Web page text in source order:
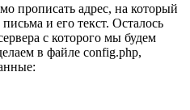
прописать адрес, на который
и его текст. Осталось
с которого мы будем
в файле config.php,